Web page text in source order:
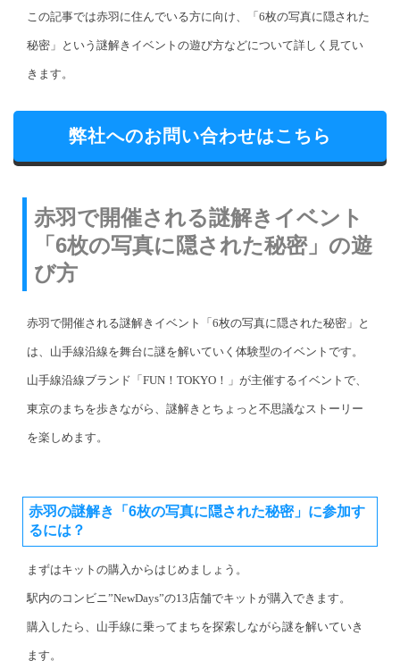
この記事では赤羽に住んでいる方に向け、「6枚の写真に隠された
秘密」という謎解きイベントの遊び方などについて詳しく見てい
きます。
弊社へのお問い合わせはこちら
赤羽で開催される謎解きイベント
「6枚の写真に隠された秘密」の遊
び方
赤羽で開催される謎解きイベント「6枚の写真に隠された秘密」と
は、山手線沿線を舞台に謎を解いていく体験型のイベントです。
山手線沿線ブランド「FUN！TOKYO！」が主催するイベントで、
東京のまちを歩きながら、謎解きとちょっと不思議なストーリー
を楽しめます。
赤羽の謎解き「6枚の写真に隠された秘密」に参加す
るには？
まずはキットの購入からはじめましょう。
駅内のコンビニ”NewDays”の13店舗でキットが購入できます。
購入したら、山手線に乗ってまちを探索しながら謎を解いていき
ます。